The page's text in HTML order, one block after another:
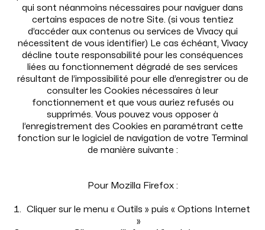
qui sont néanmoins nécessaires pour naviguer dans
certains espaces de notre Site. (si vous tentiez
d’accéder aux contenus ou services de Vivacy qui
nécessitent de vous identifier) Le cas échéant, Vivacy
décline toute responsabilité pour les conséquences
liées au fonctionnement dégradé de ses services
résultant de l’impossibilité pour elle d’enregistrer ou de
consulter les Cookies nécessaires à leur
fonctionnement et que vous auriez refusés ou
supprimés. Vous pouvez vous opposer à
l’enregistrement des Cookies en paramétrant cette
fonction sur le logiciel de navigation de votre Terminal
de manière suivante :
Pour Mozilla Firefox :
Cliquer sur le menu « Outils » puis « Options Internet
»